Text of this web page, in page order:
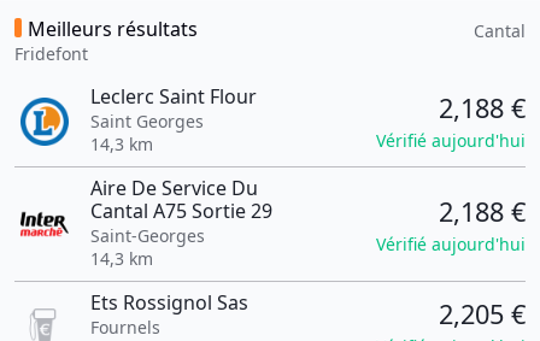
Meilleurs résultats
Fridefont
Cantal
Leclerc Saint Flour
Saint Georges
14,3 km
2,188 €
Vérifié aujourd'hui
Aire De Service Du
Cantal A75 Sortie 29
Saint-Georges
14,3 km
2,188 €
Vérifié aujourd'hui
Ets Rossignol Sas
Fournels
2,205 €